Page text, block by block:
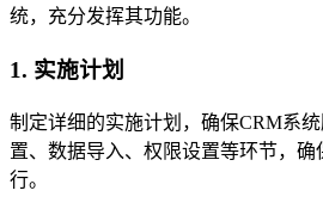
统，充分发挥其功能。
1. 实施计划
制定详细的实施计划，确保CRM系
置、数据导入、权限设置等环节，
行。